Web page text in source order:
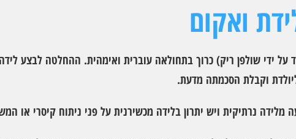
ואקום
על ידי שולפן ריק) כרוך בתחולאה עוברית ואימהית. ההחלטה לבצע
וקבלת הסכמתה מדעת.
נרתיקית ויש יתרון בלידה מכשירנית על פני ניתוח קיסרי או